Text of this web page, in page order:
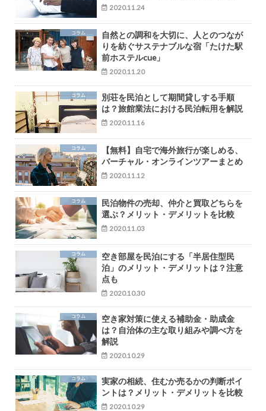
2020.11.24
コラム
自然との調和を大切に、人とのつなが
りを紡ぐサステナブルな宿「たけた駅
前ホステルcue」
2020.11.20
コラム
別荘を民泊として期間貸しする手順
は？旅館業法における民泊転用を解説
2020.11.16
コラム
【無料】自宅で海外旅行が楽しめる、
バーチャル・オンラインツアーまとめ
2020.11.12
コラム
民泊物件の売却、仲介と買取どちらを
選ぶ？メリット・デメリットを比較
2020.11.03
コラム
空き部屋を民泊にする「半居住型民
泊」のメリット・デメリットは？注意
点も
2020.10.30
コラム
空き家対策に使える補助金・助成金
は？自治体の主な取り組みや調べ方を
解説
2020.10.29
コラム
実家の相続、住むか売るかの判断ポイ
ントは？メリット・デメリットを比較
2020.10.29